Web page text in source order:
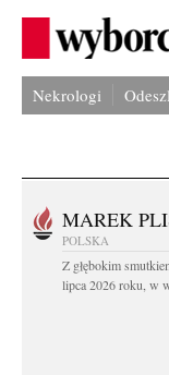
Nekrologi
MAREK
POLSKA
Z głębokim
lipca 2026 roku, w